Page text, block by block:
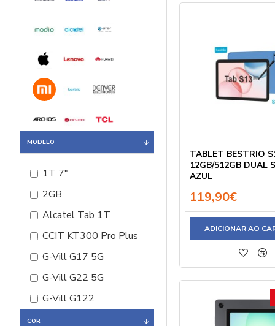
MODELO
1T 7"
2GB
Alcatel Tab 1T
CCIT KT300 Pro Plus
G-Vill G17 5G
G-Vill G22 5G
G-Vill G122
COR
TABLET BESTRIO
12GB/512GB DUAL
AZUL
119,90€
ADICIONAR AO